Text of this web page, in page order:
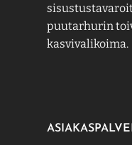
puutarhurin
kasvivalikoima.